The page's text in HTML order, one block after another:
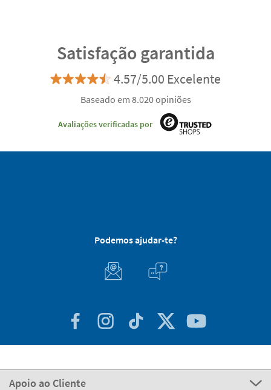
Satisfação garantida
4.57/5.00 Excelente
Baseado em 8.020 opiniões
Avaliações verificadas por
Podemos ajudar-te?
Apoio ao Cliente